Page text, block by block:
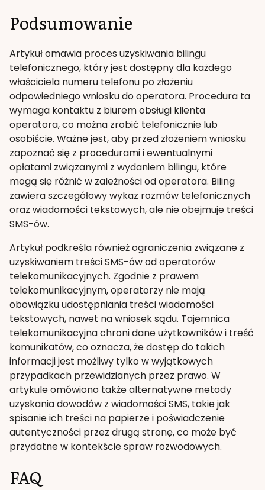
Podsumowanie
Artykuł omawia proces uzyskiwania bilingu
telefonicznego, który jest dostępny dla każdego
właściciela numeru telefonu po złożeniu
odpowiedniego wniosku do operatora. Procedura ta
wymaga kontaktu z biurem obsługi klienta
operatora, co można zrobić telefonicznie lub
osobiście. Ważne jest, aby przed złożeniem wniosku
zapoznać się z procedurami i ewentualnymi
opłatami związanymi z wydaniem bilingu, które
mogą się różnić w zależności od operatora. Biling
zawiera szczegółowy wykaz rozmów telefonicznych
oraz wiadomości tekstowych, ale nie obejmuje treści
SMS-ów.
Artykuł podkreśla również ograniczenia związane z
uzyskiwaniem treści SMS-ów od operatorów
telekomunikacyjnych. Zgodnie z prawem
telekomunikacyjnym, operatorzy nie mają
obowiązku udostępniania treści wiadomości
tekstowych, nawet na wniosek sądu. Tajemnica
telekomunikacyjna chroni dane użytkowników i treść
komunikatów, co oznacza, że dostęp do takich
informacji jest możliwy tylko w wyjątkowych
przypadkach przewidzianych przez prawo. W
artykule omówiono także alternatywne metody
uzyskania dowodów z wiadomości SMS, takie jak
spisanie ich treści na papierze i poświadczenie
autentyczności przez drugą stronę, co może być
przydatne w kontekście spraw rozwodowych.
FAQ